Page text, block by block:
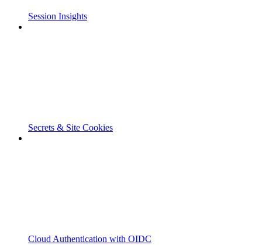
Session Insights
Secrets & Site Cookies
Cloud Authentication with OIDC